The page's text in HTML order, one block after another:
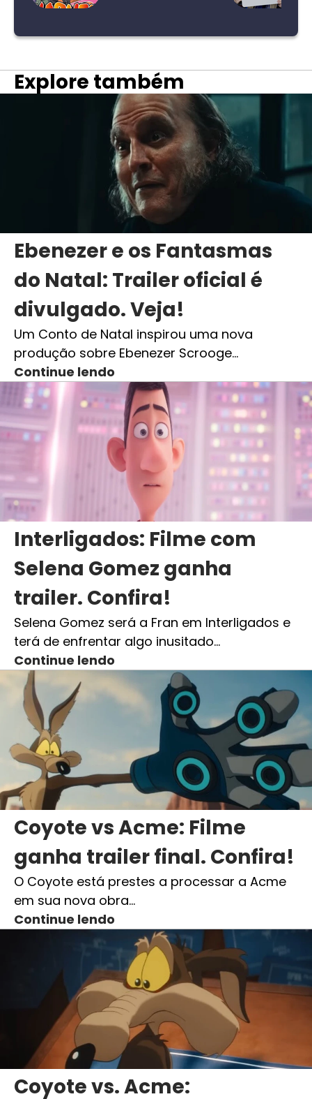
Explore também
Ebenezer e os Fantasmas
do Natal: Trailer oficial é
divulgado. Veja!
Um Conto de Natal inspirou uma nova
produção sobre Ebenezer Scrooge…
Continue lendo
Interligados: Filme com
Selena Gomez ganha
trailer. Confira!
Selena Gomez será a Fran em Interligados e
terá de enfrentar algo inusitado…
Continue lendo
Coyote vs Acme: Filme
ganha trailer final. Confira!
O Coyote está prestes a processar a Acme
em sua nova obra…
Continue lendo
Coyote vs. Acme: